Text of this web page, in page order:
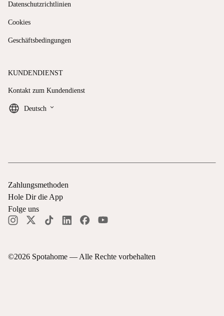
Datenschutzrichtlinien
Cookies
Geschäftsbedingungen
KUNDENDIENST
Kontakt zum Kundendienst
Deutsch keyboard_arrow_down
©2026 Spotahome — Alle Rechte vorbehalten
Zahlungsmethoden
Hole Dir die App
Folge uns